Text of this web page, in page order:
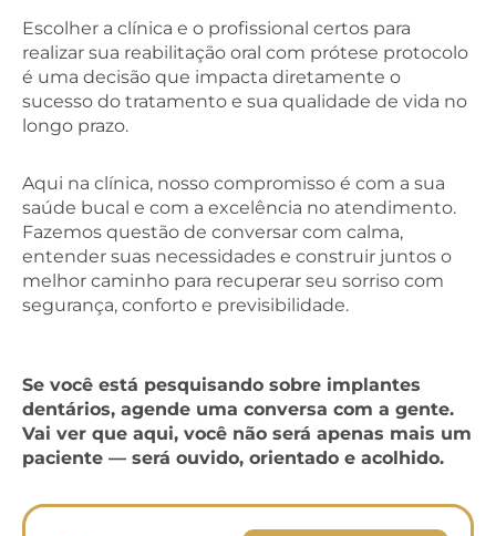
Escolher a clínica e o profissional certos para
realizar sua reabilitação oral com prótese protocolo
é uma decisão que impacta diretamente o
sucesso do tratamento e sua qualidade de vida no
longo prazo.
Aqui na clínica, nosso compromisso é com a sua
saúde bucal e com a excelência no atendimento.
Fazemos questão de conversar com calma,
entender suas necessidades e construir juntos o
melhor caminho para recuperar seu sorriso com
segurança, conforto e previsibilidade.
Se você está pesquisando sobre implantes
dentários, agende uma conversa com a gente.
Vai ver que aqui, você não será apenas mais um
paciente — será ouvido, orientado e acolhido.